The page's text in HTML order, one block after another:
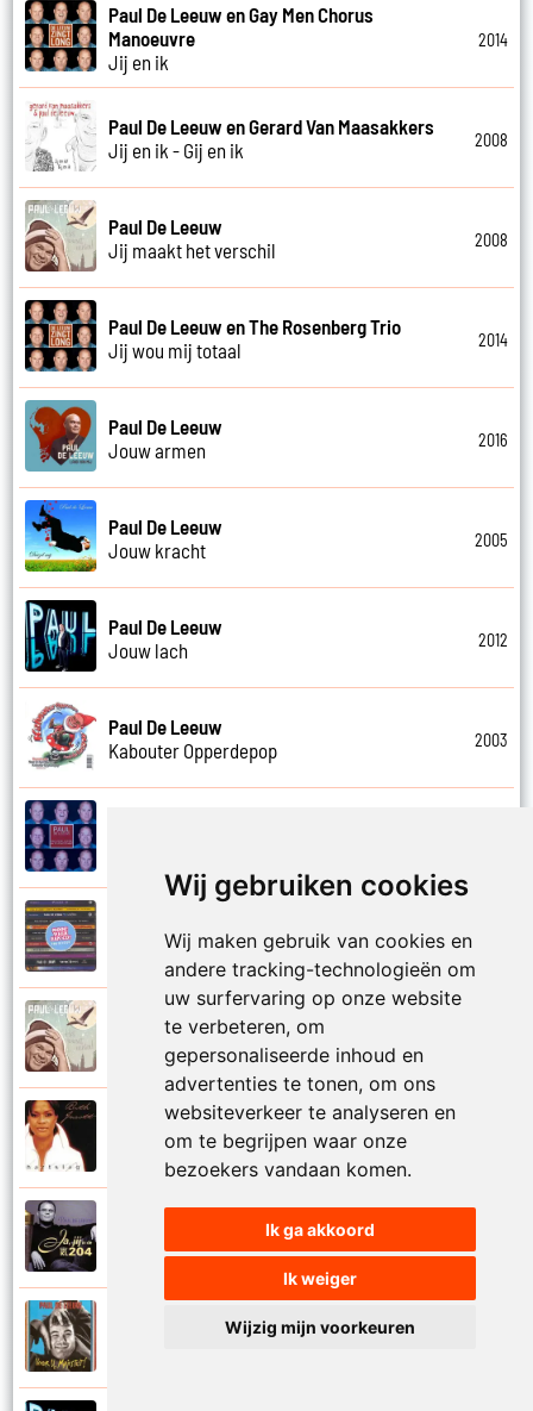
Wij gebruiken cookies
Wij maken gebruik van cookies en
andere tracking-technologieën om
uw surfervaring op onze website
te verbeteren, om
gepersonaliseerde inhoud en
advertenties te tonen, om ons
websiteverkeer te analyseren en
om te begrijpen waar onze
bezoekers vandaan komen.
Ik ga akkoord
Ik weiger
Wijzig mijn voorkeuren
Paul De Leeuw en Gay Men Chorus
Manoeuvre
Jij en ik
2014
Paul De Leeuw en Gerard Van Maasakkers
Jij en ik - Gij en ik
2008
Paul De Leeuw
Jij maakt het verschil
2008
Paul De Leeuw en The Rosenberg Trio
Jij wou mij totaal
2014
Paul De Leeuw
Jouw armen
2016
Paul De Leeuw
Jouw kracht
2005
Paul De Leeuw
Jouw lach
2012
Paul De Leeuw
Kabouter Opperdepop
2003
Katinka
Paul De Leeuw
Kerstmis
Ruth Jacott en Paul De Leeuw
Kijk niet uit
KL 204 (Als ik God was)